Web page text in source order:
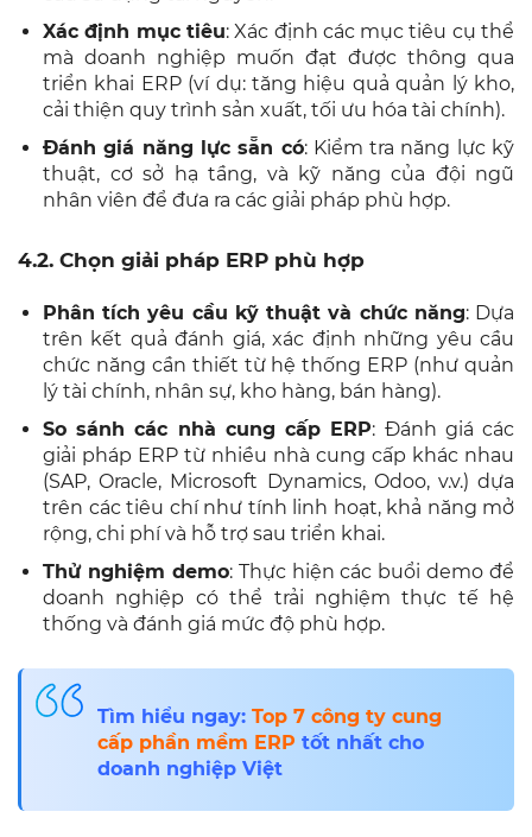
Xác định mục tiêu: Xác định các mục tiêu cụ thể
mà doanh nghiệp muốn đạt được thông qua
triển khai ERP (ví dụ: tăng hiệu quả quản lý kho,
cải thiện quy trình sản xuất, tối ưu hóa tài chính).
Đánh giá năng lực sẵn có: Kiểm tra năng lực kỹ
thuật, cơ sở hạ tầng, và kỹ năng của đội ngũ
nhân viên để đưa ra các giải pháp phù hợp.
4.2. Chọn giải pháp ERP phù hợp
Phân tích yêu cầu kỹ thuật và chức năng: Dựa
trên kết quả đánh giá, xác định những yêu cầu
chức năng cần thiết từ hệ thống ERP (như quản
lý tài chính, nhân sự, kho hàng, bán hàng).
So sánh các nhà cung cấp ERP: Đánh giá các
giải pháp ERP từ nhiều nhà cung cấp khác nhau
(SAP, Oracle, Microsoft Dynamics, Odoo, v.v.) dựa
trên các tiêu chí như tính linh hoạt, khả năng mở
rộng, chi phí và hỗ trợ sau triển khai.
Thử nghiệm demo: Thực hiện các buổi demo để
doanh nghiệp có thể trải nghiệm thực tế hệ
thống và đánh giá mức độ phù hợp.
Tìm hiểu ngay: Top 7 công ty cung
cấp phần mềm ERP tốt nhất cho
doanh nghiệp Việt